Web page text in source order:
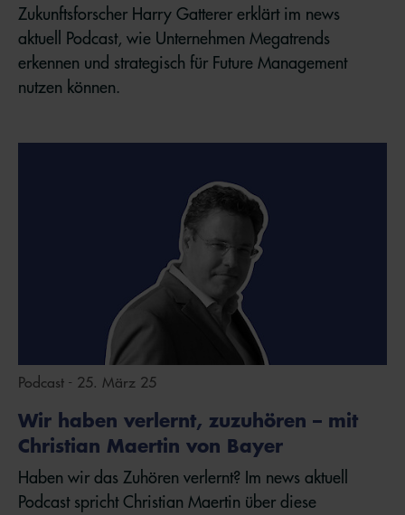
Zukunftsforscher Harry Gatterer erklärt im news
aktuell Podcast, wie Unternehmen Megatrends
erkennen und strategisch für Future Management
nutzen können.
Podcast - 25. März 25
Wir haben verlernt, zuzuhören – mit
Christian Maertin von Bayer
Haben wir das Zuhören verlernt? Im news aktuell
Podcast spricht Christian Maertin über diese